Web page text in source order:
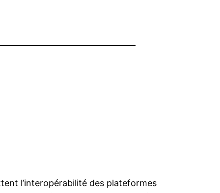
l’interopérabilité des plateformes